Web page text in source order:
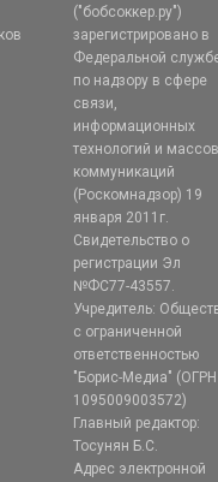
("бобсоккер.ру")
зарегистрировано в
Федеральной
по надзору в сфере
связи,
информационных
технологий и
коммуникаций
(Роскомнадзор) 19
января 2011г.
Свидетельство о
регистрации Эл
№ФС77-43557.
Учредитель:
с ограниченной
ответственностью
"Борис-Медиа" (ОГРН
1095009003572)
Главный редактор:
Тосунян Б.С.
Адрес электронной